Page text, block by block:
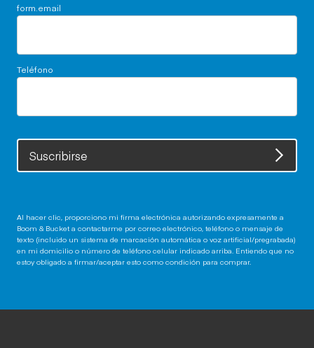
form.email
Teléfono
Suscribirse
Al hacer clic, proporciono mi firma electrónica autorizando expresamente a
Boom & Bucket a contactarme por correo electrónico, teléfono o mensaje de
texto (incluido un sistema de marcación automática o voz artificial/pregrabada)
en mi domicilio o número de teléfono celular indicado arriba. Entiendo que no
estoy obligado a firmar/aceptar esto como condición para comprar.